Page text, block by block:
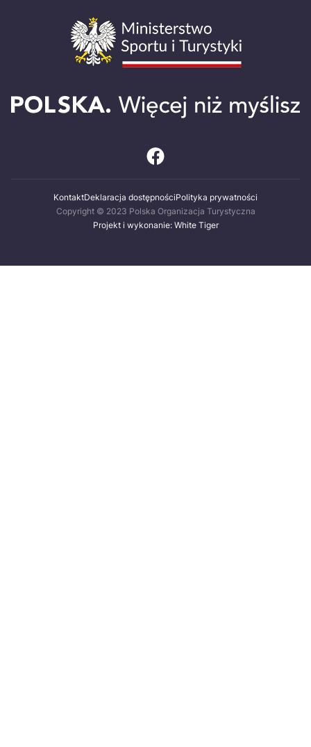
KontaktDeklaracja dostępnościPolityka prywatności
Copyright © 2023 Polska Organizacja Turystyczna
Projekt i wykonanie: White Tiger